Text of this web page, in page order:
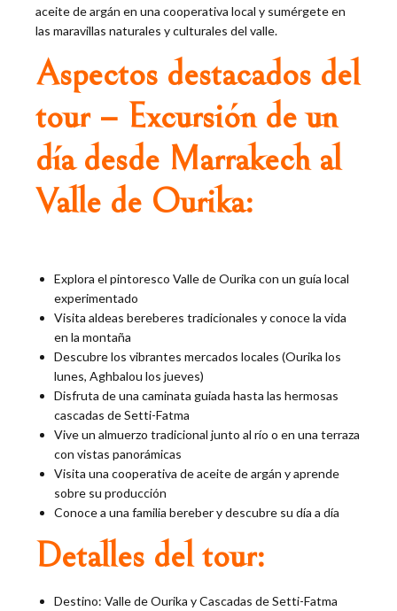
aceite de argán en una cooperativa local y sumérgete en
las maravillas naturales y culturales del valle.
Aspectos destacados del
tour – Excursión de un
día desde Marrakech al
Valle de Ourika:
Explora el pintoresco Valle de Ourika con un guía local
experimentado
Visita aldeas bereberes tradicionales y conoce la vida
en la montaña
Descubre los vibrantes mercados locales (Ourika los
lunes, Aghbalou los jueves)
Disfruta de una caminata guiada hasta las hermosas
cascadas de Setti-Fatma
Vive un almuerzo tradicional junto al río o en una terraza
con vistas panorámicas
Visita una cooperativa de aceite de argán y aprende
sobre su producción
Conoce a una familia bereber y descubre su día a día
Detalles del tour:
Destino: Valle de Ourika y Cascadas de Setti-Fatma